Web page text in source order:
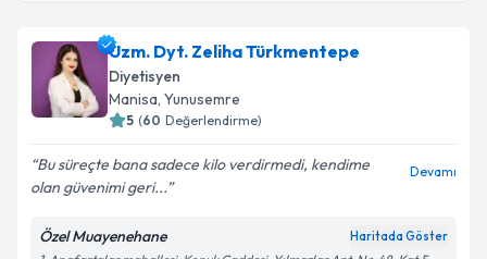
Dyt. Merve Aşık için randevu takvimi talebi oluşturun.
Size bu uzmandan randevu almanız için bir takvim
hazırlandığında e-posta ile bilgilendireceğiz.
Kişisel verilerimin işlenmesine ilişkin
Aydınlatma
Uzm. Dyt. Zeliha Türkmentepe
Diyetisyen
Manisa, Yunusemre
5 (60 Değerlendirme)
Bu süreçte bana sadece kilo verdirmedi, kendime
olan güvenimi geri...
Devamı
Özel Muayenehane Haritada Göster